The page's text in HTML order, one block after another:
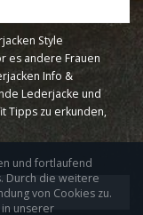
Style
es andere Frauen
Info &
Lederjacke und
Tipps zu erkunden,
und fortlaufend
Durch die weitere
von Cookies zu.
unserer